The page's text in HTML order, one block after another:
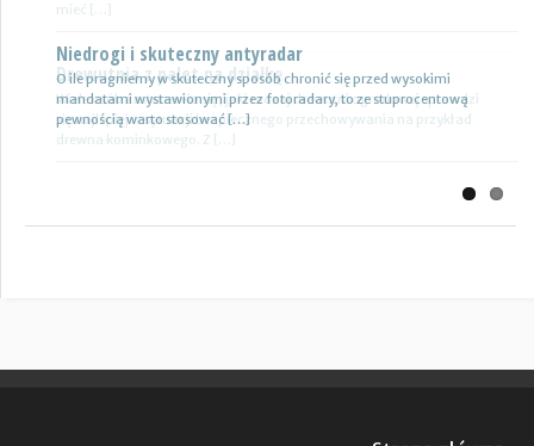
Niedrogi i skuteczny antyradar
O ile pragniemy w skuteczny sposób chronić się przed wysokimi
mandatami wystawionymi przez fotoradary, to ze stuprocentową
pewnością warto stosować […]
mieć […]
Drewutnia z palet na działkę
Wiele osób zastanawia się, jaki rodzaj drewutni ogrodowej sprawdzi
się najlepiej w sytuacji bezpiecznego przechowywania na przykład
drewna kominkowego. Z […]